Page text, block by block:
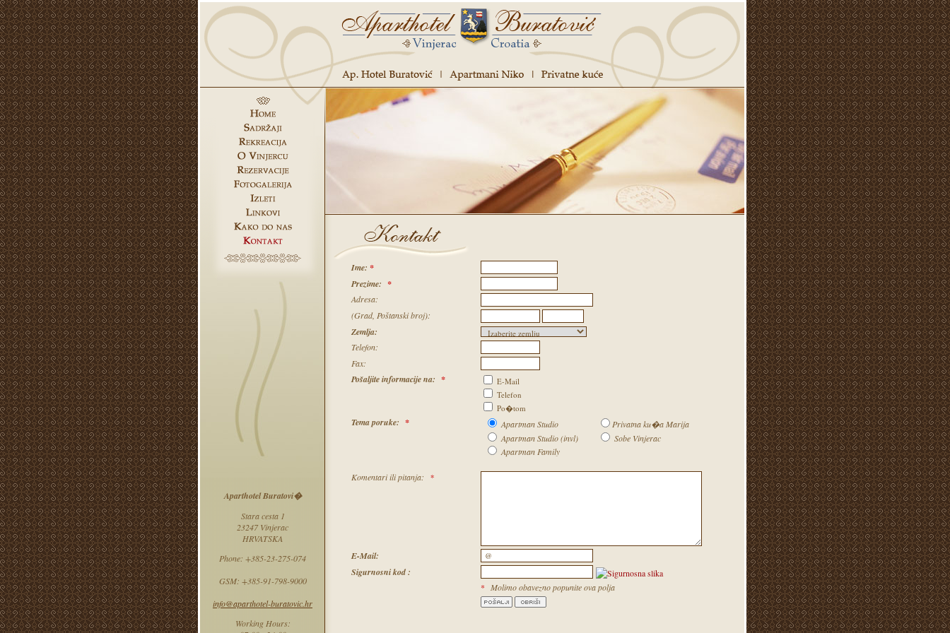
Aparthotel Buratovi�
Stara cesta 1
23247 Vinjerac
HRVATSKA
Phone: +385-23-275-074
GSM: +385-91-798-9000
info@aparthotel-buratovic.hr
Working Hours:
Ime: *
Prezime: *
Adresa:
(Grad, Poštanski broj):
Zemlja:
Telefon:
Fax:
Pošaljite informacije na: *
E-Mail
Telefon
Po�tom
Tema poruke: * Apartman Studio
Privatna ku�a Marija
Apartman Studio (invl)
Sobe Vinjerac
Apartman Family
Komentari ili pitanja: *
E-Mail:
Sigurnosni kod :
* Molimo obavezno popunite ova polja